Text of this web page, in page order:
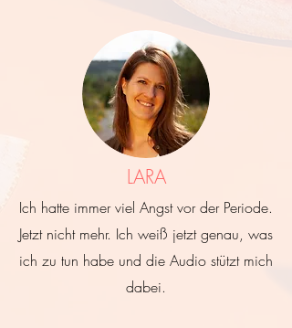
LARA
Ich hatte immer viel Angst vor der Periode.
Jetzt nicht mehr. Ich weiß jetzt genau, was
ich zu tun habe und die Audio stützt mich
dabei.